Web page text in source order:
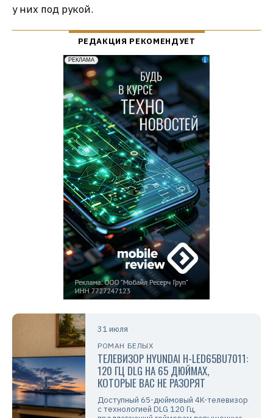
у них под рукой.
31 июля
РОМАН БЕЛЫХ
ТЕЛЕВИЗОР HYUNDAI H-LED65BU7011:
120 ГЦ DLG НА 65 ДЮЙМАХ,
КОТОРЫЕ ВАС НЕ РАЗОРЯТ
Доступный 65-дюймовый 4K-телевизор
с технологией DLG 120 Гц,